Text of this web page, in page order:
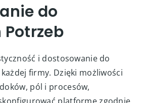
do
Potrzeb
i dostosowanie do
firmy. Dzięki możliwości
pól i procesów,